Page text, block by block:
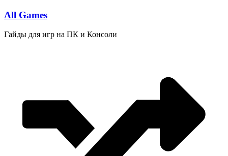
Перейти
содержимому
All Games
Гайды для игр на ПК и Консоли